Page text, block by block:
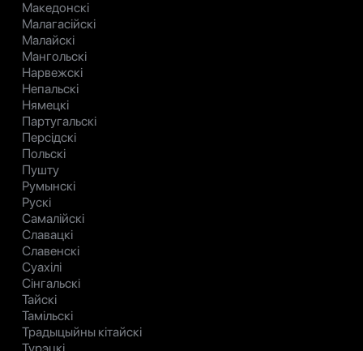
Македонскі
Малагасійскі
Малайскі
Мангольскі
Нарвежскі
Непальскі
Нямецкі
Партугальскі
Персідскі
Польскі
Пушту
Румынскі
Рускі
Самалійскі
Славацкі
Славенскі
Суахілі
Сінгальскі
Тайскі
Тамільскі
Традыцыйны кітайскі